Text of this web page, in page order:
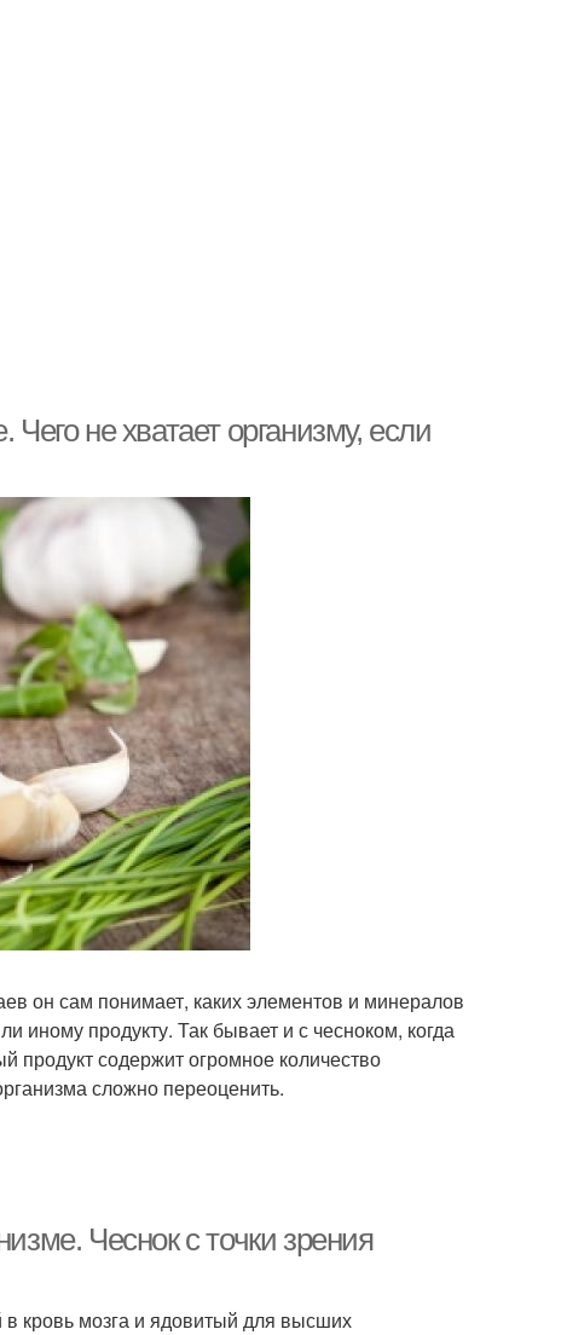
Чего не хватает организму, если
он сам понимает, каких элементов и минералов
иному продукту. Так бывает и с чесноком, когда
продукт содержит огромное количество
сложно переоценить.
Чеснок с точки зрения
кровь мозга и ядовитый для высших